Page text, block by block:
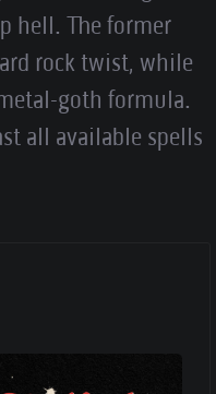
hell. The former
rock twist, while
goth formula.
all available spells